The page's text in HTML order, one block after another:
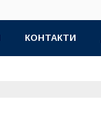
КОНТАКТИ